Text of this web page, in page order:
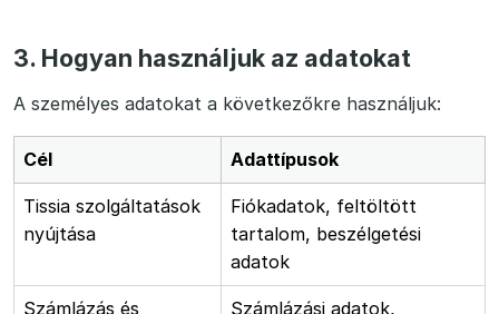
3. Hogyan használjuk az adatokat
A személyes adatokat a következőkre használjuk:
Cél Adattípusok
Tissia szolgáltatások
nyújtása
Fiókadatok, feltöltött
tartalom, beszélgetési
adatok
Számlázás és Számlázási adatok,